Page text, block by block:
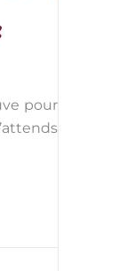
pour